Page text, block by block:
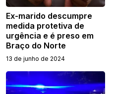
Ex-marido descumpre
medida protetiva de
urgência e é preso em
Braço do Norte
13 de junho de 2024